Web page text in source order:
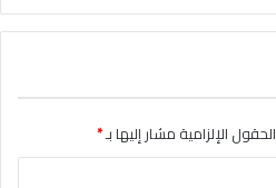
الحقول الإلزامية مشار إليها بـ*